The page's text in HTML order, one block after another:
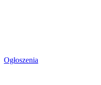
Ogłoszenia